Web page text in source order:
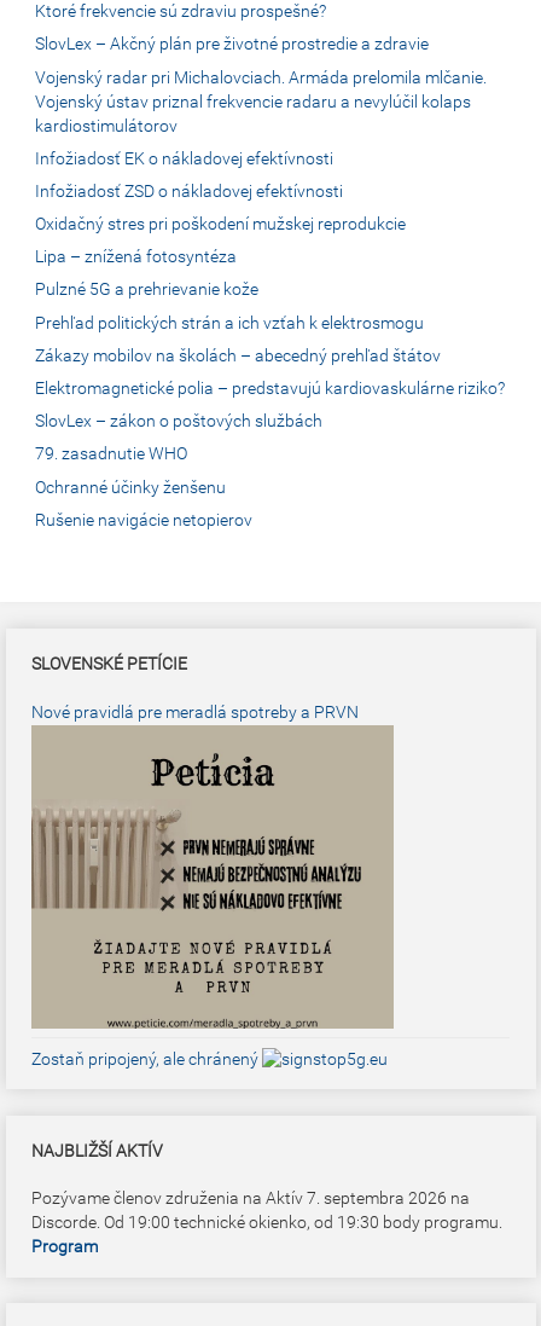
Ktoré frekvencie sú zdraviu prospešné?
SlovLex – Akčný plán pre životné prostredie a zdravie
Vojenský radar pri Michalovciach. Armáda prelomila mlčanie.
Vojenský ústav priznal frekvencie radaru a nevylúčil kolaps
kardiostimulátorov
Infožiadosť EK o nákladovej efektívnosti
Infožiadosť ZSD o nákladovej efektívnosti
Oxidačný stres pri poškodení mužskej reprodukcie
Lipa – znížená fotosyntéza
Pulzné 5G a prehrievanie kože
Prehľad politických strán a ich vzťah k elektrosmogu
Zákazy mobilov na školách – abecedný prehľad štátov
Elektromagnetické polia – predstavujú kardiovaskulárne riziko?
SlovLex – zákon o poštových službách
79. zasadnutie WHO
Ochranné účinky ženšenu
Rušenie navigácie netopierov
SLOVENSKÉ PETÍCIE
Nové pravidlá pre meradlá spotreby a PRVN
Zostaň pripojený, ale chránený
NAJBLIŽŠÍ AKTÍV
Pozývame členov združenia na Aktív 7. septembra 2026 na
Discorde. Od 19:00 technické okienko, od 19:30 body programu.
Program